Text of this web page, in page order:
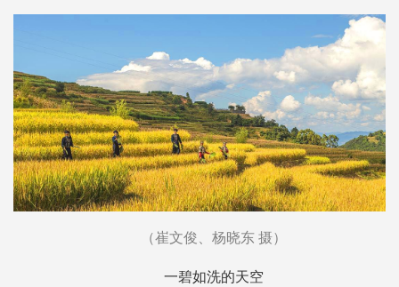
（崔文俊、杨晓东 摄）
一碧如洗的天空